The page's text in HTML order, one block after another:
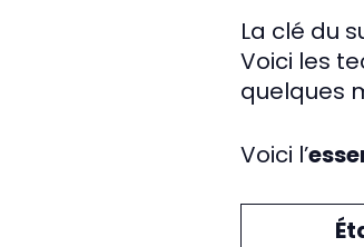
La clé du
Voici les
quelques
Voici l’